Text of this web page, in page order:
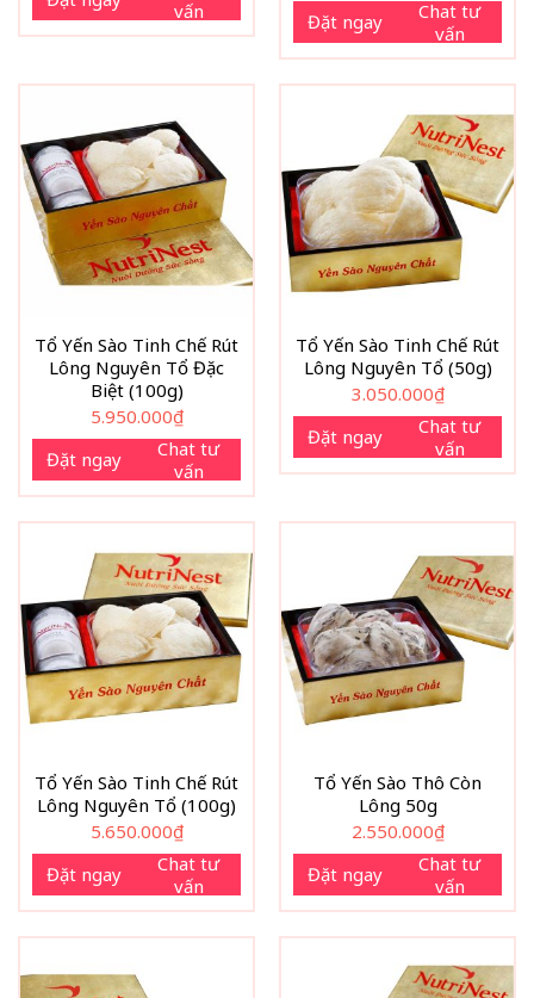
vấn
Đặt ngay
Chat tư
vấn
Tổ Yến Sào Tinh Chế Rút
Lông Nguyên Tổ Đặc
Biệt (100g)
5.950.000₫
Đặt ngay
Chat tư
vấn
Tổ Yến Sào Tinh Chế Rút
Lông Nguyên Tổ (50g)
3.050.000₫
Đặt ngay
Chat tư
vấn
Tổ Yến Sào Tinh Chế Rút
Lông Nguyên Tổ (100g)
5.650.000₫
Đặt ngay
Chat tư
vấn
Tổ Yến Sào Thô Còn
Lông 50g
2.550.000₫
Đặt ngay
Chat tư
vấn